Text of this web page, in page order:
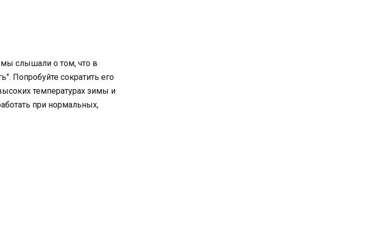
слышали о том, что в
Попробуйте сократить его
температурах зимы и
при нормальных,